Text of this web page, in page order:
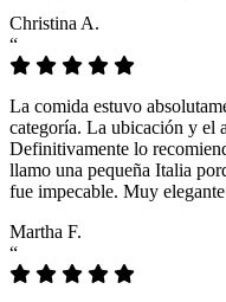
Christina A.
“
La comida estuvo
categoría. La ubicación y el
Definitivamente lo
llamo una pequeña Italia
fue impecable. Muy
Martha F.
“